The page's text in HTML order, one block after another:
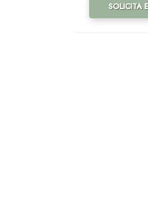
SOLICITA